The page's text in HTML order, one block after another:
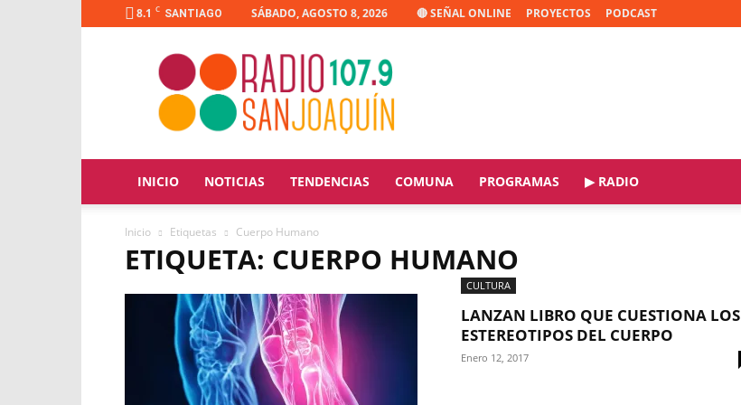
8.1 C SANTIAGO SÁBADO, AGOSTO 8, 2026 🔴 SEÑAL ONLINE PROYECTOS PODCAST
Radio
Joaquín
INICIO NOTICIAS TENDENCIAS COMUNA PROGRAMAS ▶ RADIO
Inicio Etiquetas Cuerpo Humano
ETIQUETA: CUERPO HUMANO
CULTURA
LANZAN LIBRO QUE CUESTIONA LOS
ESTEREOTIPOS DEL CUERPO
Enero 12, 2017